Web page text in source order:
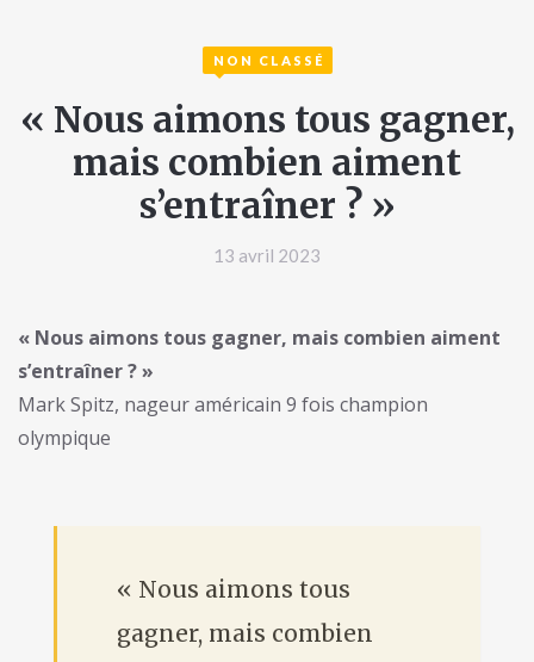
NON CLASSÉ
« Nous aimons tous gagner,
mais combien aiment
s’entraîner ? »
13 avril 2023
« Nous aimons tous gagner, mais combien aiment
s’entraîner ? »
Mark Spitz, nageur américain 9 fois champion
olympique
« Nous aimons tous
gagner, mais combien